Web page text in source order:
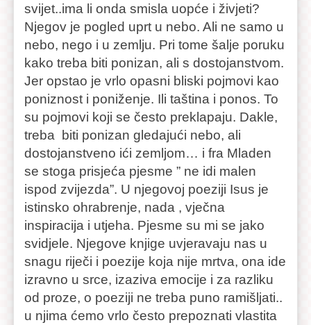
svijet..ima li onda smisla uopće i živjeti?
Njegov je pogled uprt u nebo. Ali ne samo u
nebo, nego i u zemlju. Pri tome šalje poruku
kako treba biti ponizan, ali s dostojanstvom.
Jer opstao je vrlo opasni bliski pojmovi kao
poniznost i poniženje. Ili taština i ponos. To
su pojmovi koji se često preklapaju. Dakle,
treba biti ponizan gledajući nebo, ali
dostojanstveno ići zemljom… i fra Mladen
se stoga prisjeća pjesme ” ne idi malen
ispod zvijezda”. U njegovoj poeziji Isus je
istinsko ohrabrenje, nada , vječna
inspiracija i utjeha. Pjesme su mi se jako
svidjele. Njegove knjige uvjeravaju nas u
snagu riječi i poezije koja nije mrtva, ona ide
izravno u srce, izaziva emocije i za razliku
od proze, o poeziji ne treba puno ramišljati..
u njima ćemo vrlo često prepoznati vlastita